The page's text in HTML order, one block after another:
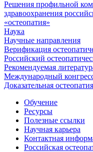
Решения профильной
здравоохранения
«остеопатия»
Наука
Научные направления
Верификация
Российский
Рекомендуемая
Международный
Доказательная остеопатия
Обучение
Ресурсы
Полезные ссылки
Научная карьера
Контактная
Российская